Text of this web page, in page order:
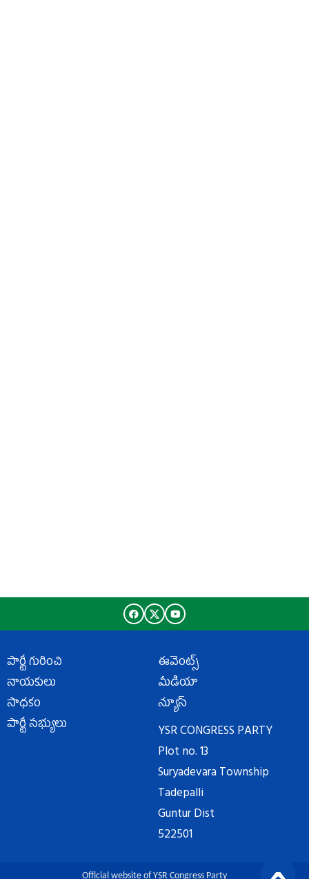
పార్టీ గురించి
నాయకులు
సాధకం
పార్టీ సభ్యులు
ఈవెంట్స్
మీడియా
న్యూస్
YSR CONGRESS PARTY
Plot no. 13
Suryadevara Township
Tadepalli
Guntur Dist
522501
Official website of YSR Congress Party